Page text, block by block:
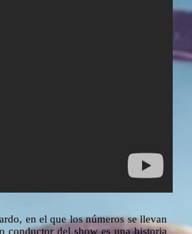
en el que los números se llevan
conductor del show es una historia